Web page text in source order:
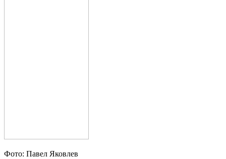
Фото: Павел Яковлев